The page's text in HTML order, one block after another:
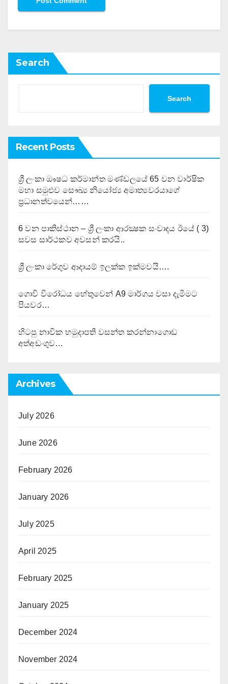
Search
Search
Recent Posts
ශ්‍රී ලංකා ඖෂධ කර්මාන්ත මණ්ඩලයේ 65 වන වාර්ෂික
මහා සමුළුව සෞඛ්‍ය නියෝජ්‍ය අමාත්‍යවරයාගේ
ප්‍රධානත්වයෙන්……
6 වන පාකිස්ථාන – ශ්‍රී ලංකා ආරක්‍ෂක සංවාදය ඊයේ ( 3)
සවස සාර්ථකව අවසන් කරයි..
ශ්‍රී ලංකා රේගුව ආදායම් ඉලක්ක ඉක්මවයි….
ගොවි විරෝධය හේතුවෙන් A9 මාර්ගය වසා දැමිමට
පියවර…
හිටපු නාවික හමුදාපති වසන්ත කරන්නාගොඩ
අත්අඩංගුව…
Archives
July 2026
June 2026
February 2026
January 2026
July 2025
April 2025
February 2025
January 2025
December 2024
November 2024